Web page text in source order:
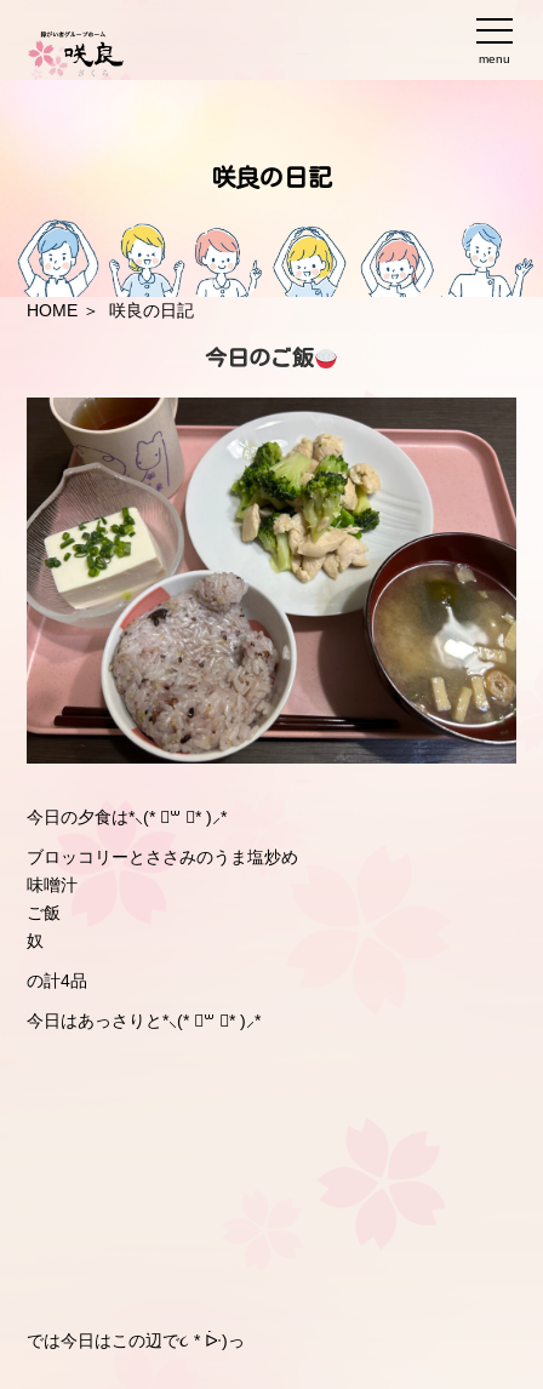
menu
咲良の日記
HOME ＞ 咲良の日記
今日のご飯
今日の夕食は*⸜(* ॑꒳ ॑* )⸝*
ブロッコリーとささみのうま塩炒め
味噌汁
ご飯
奴
の計4品
今日はあっさりと*⸜(* ॑꒳ ॑* )⸝*
では今日はこの辺で૮ * ᐕ)っ